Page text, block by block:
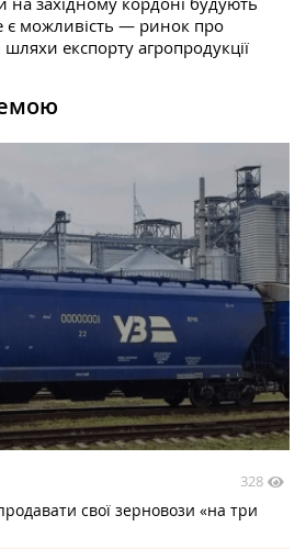
є можливість — ринок про
шляхи експорту агропродукції
328
свої зерновози «на три